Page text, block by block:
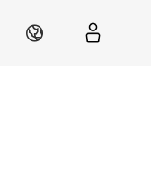
DE